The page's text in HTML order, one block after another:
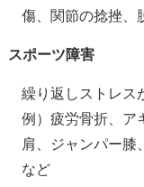
傷、関節の捻挫、
スポーツ障害
繰り返しストレス
例）疲労骨折、ア
肩、ジャンパー膝
など